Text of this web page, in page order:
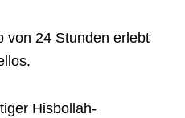
von 24 Stunden erlebt
Hisbollah-